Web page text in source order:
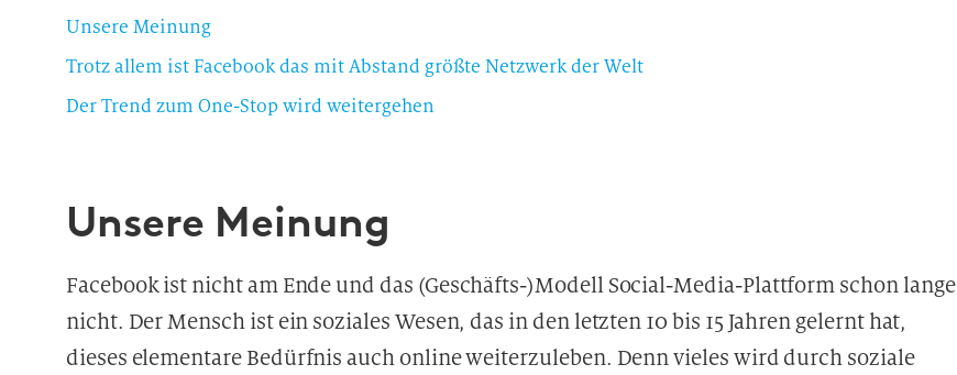
Unsere Meinung
Trotz allem ist Facebook das mit Abstand größte Netzwerk der Welt
Der Trend zum One-Stop wird weitergehen
Unsere Meinung
Facebook ist nicht am Ende und das (Geschäfts-)Modell Social-Media-Plattform schon lange
nicht. Der Mensch ist ein soziales Wesen, das in den letzten 10 bis 15 Jahren gelernt hat,
dieses elementare Bedürfnis auch online weiterzuleben. Denn vieles wird durch soziale